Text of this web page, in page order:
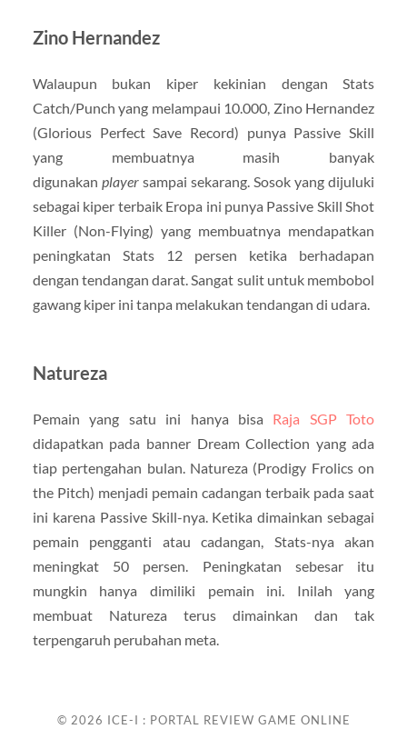
Zino Hernandez
Walaupun bukan kiper kekinian dengan Stats
Catch/Punch yang melampaui 10.000, Zino Hernandez
(Glorious Perfect Save Record) punya Passive Skill
yang membuatnya masih banyak
digunakan playersampai sekarang. Sosok yang dijuluki
sebagai kiper terbaik Eropa ini punya Passive Skill Shot
Killer (Non-Flying) yang membuatnya mendapatkan
peningkatan Stats 12 persen ketika berhadapan
dengan tendangan darat. Sangat sulit untuk membobol
gawang kiper ini tanpa melakukan tendangan di udara.
Natureza
Pemain yang satu ini hanya bisa Raja SGP Toto
didapatkan pada banner Dream Collection yang ada
tiap pertengahan bulan. Natureza (Prodigy Frolics on
the Pitch) menjadi pemain cadangan terbaik pada saat
ini karena Passive Skill-nya. Ketika dimainkan sebagai
pemain pengganti atau cadangan, Stats-nya akan
meningkat 50 persen. Peningkatan sebesar itu
mungkin hanya dimiliki pemain ini. Inilah yang
membuat Natureza terus dimainkan dan tak
terpengaruh perubahan meta.
© 2026 ICE-I : PORTAL REVIEW GAME ONLINE